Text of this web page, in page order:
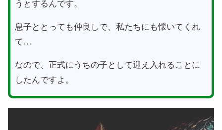
うとするんです。
息子ととっても仲良しで、私たちにも懐いてくれ
て…
なので、正式にうちの子として迎え入れることに
したんですよ。